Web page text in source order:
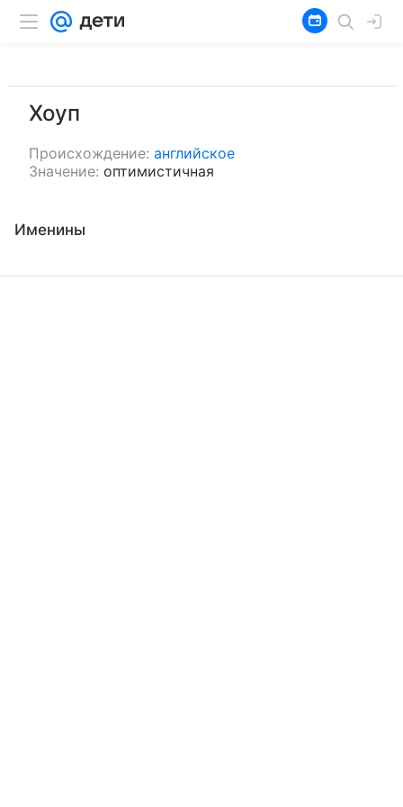
Хоуп
Происхождение: английское
Значение: оптимистичная
Именины